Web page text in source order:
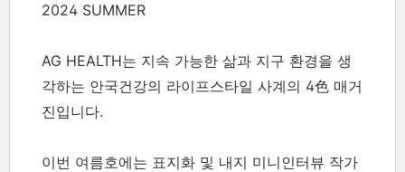
2024 SUMMER
AG HEALTH는 지속 가능한 삶과 지구 환경을 생
각하는 안국건강의 라이프스타일 사계의 4色 매거
진입니다.
이번 여름호에는 표지화 및 내지 미니인터뷰 작가